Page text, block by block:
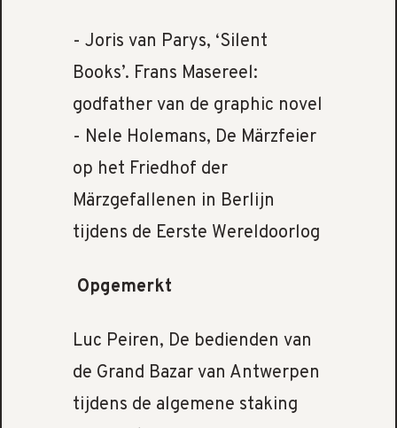
- Joris van Parys, ‘Silent
Books’. Frans Masereel:
godfather van de graphic novel
- Nele Holemans, De Märzfeier
op het Friedhof der
Märzgefallenen in Berlijn
tijdens de Eerste Wereldoorlog
Opgemerkt
Luc Peiren, De bedienden van
de Grand Bazar van Antwerpen
tijdens de algemene staking